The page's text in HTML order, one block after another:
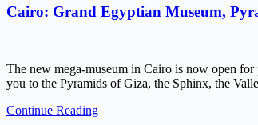
Cairo: Grand Egyptian Museum,
The new mega-museum in Cairo is now open
you to the Pyramids of Giza, the Sphinx, the
Continue Reading